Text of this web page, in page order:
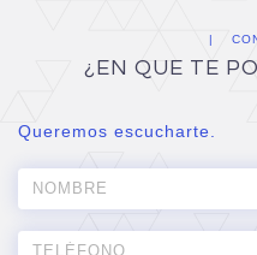
¿EN QUE TE
Queremos escucharte.